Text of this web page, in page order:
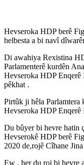
Hevseroka HDP berê
helbesta a bi navî
Di awahiya Rexistina
Parlamenterê kurdên
Hevseroka HDP
pêkhat .
Pirtûk ji hêla
Hevseroka HDP
Du bûyer bi hevre hatin
Hevserokê HDP berê
2020 de,rojê Cîhane
Ew , her du roj bi hevre